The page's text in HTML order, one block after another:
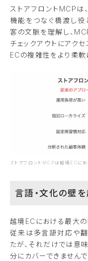
ストアフロントMCP
機能をつなぐ橋渡し役
客の文脈を理解し、
チェックアウトにアク
ECの複雑性をより柔軟
ストアフロントMCPは越境ECに
言語・文化の壁
越境ECにおける最大の
従来は多言語対応や翻
たが、それだけでは意
分にカバーできませんで